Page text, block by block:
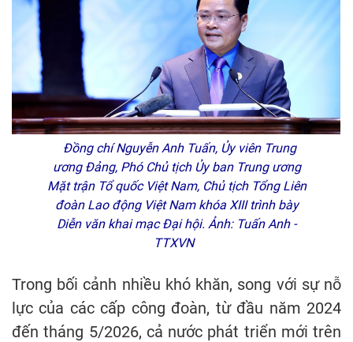
Đồng chí Nguyễn Anh Tuấn, Ủy viên Trung
ương Đảng, Phó Chủ tịch Ủy ban Trung ương
Mặt trận Tổ quốc Việt Nam, Chủ tịch Tổng Liên
đoàn Lao động Việt Nam khóa XIII trình bày
Diễn văn khai mạc Đại hội. Ảnh: Tuấn Anh -
TTXVN
Trong bối cảnh nhiều khó khăn, song với sự nỗ
lực của các cấp công đoàn, từ đầu năm 2024
đến tháng 5/2026, cả nước phát triển mới trên